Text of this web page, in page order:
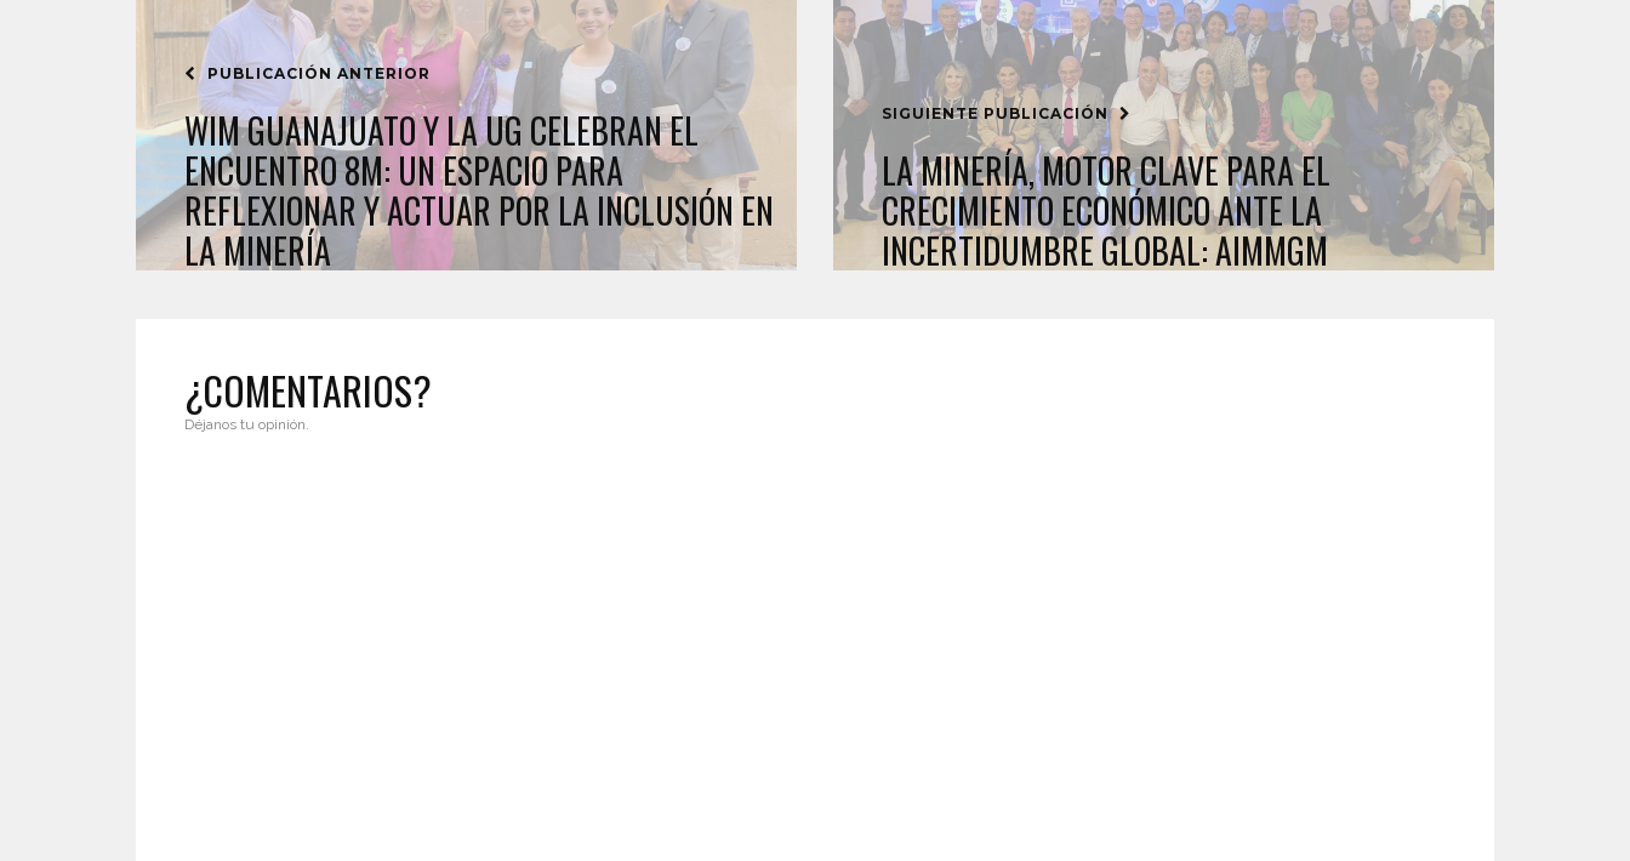
PUBLICACIÓN ANTERIOR
WIM GUANAJUATO Y LA UG CELEBRAN EL
ENCUENTRO 8M: UN ESPACIO PARA
REFLEXIONAR Y ACTUAR POR LA INCLUSIÓN EN
LA MINERÍA
SIGUIENTE PUBLICACIÓN
LA MINERÍA, MOTOR CLAVE PARA EL
CRECIMIENTO ECONÓMICO ANTE LA
INCERTIDUMBRE GLOBAL: AIMMGM
¿COMENTARIOS?
Déjanos tu opinión.